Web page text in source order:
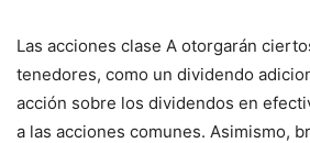
Las acciones clase A otorgarán
tenedores, como un dividendo
acción sobre los dividendos en
a las acciones comunes. Asimismo,